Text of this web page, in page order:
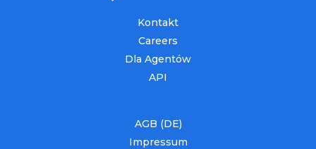
Kontakt
Careers
Dla Agentów
API
AGB (DE)
Impressum